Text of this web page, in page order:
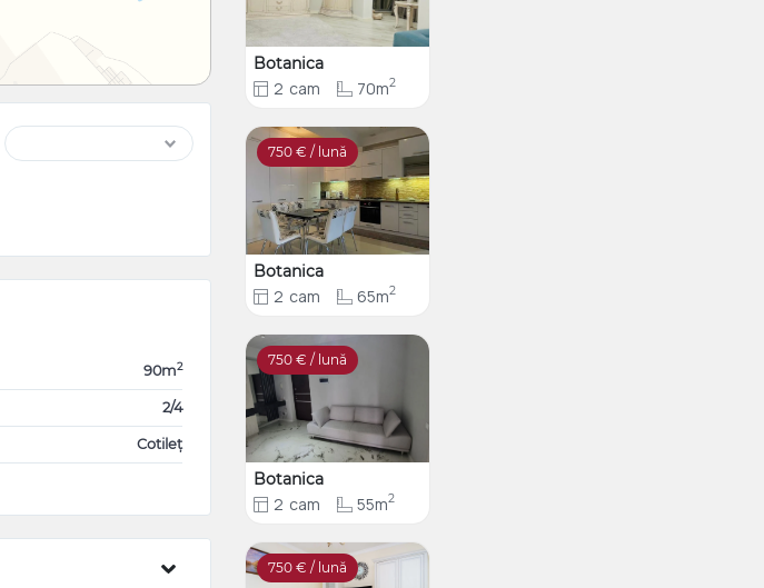
90m2
2/4
Cotileț
Botanica
2 cam 70m2
750 € / lună
Botanica
2 cam 65m2
750 € / lună
Botanica
2 cam 55m2
750 € / lună